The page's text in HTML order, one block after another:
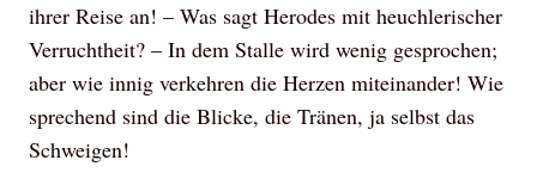
ihrer Reise an! – Was sagt Herodes mit heuchlerischer
Verruchtheit? – In dem Stalle wird wenig gesprochen;
aber wie innig verkehren die Herzen miteinander! Wie
sprechend sind die Blicke, die Tränen, ja selbst das
Schweigen!